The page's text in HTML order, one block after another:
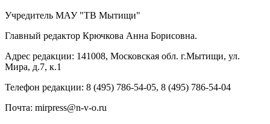
Учредитель МАУ "ТВ Мытищи"
Главный редактор Крючкова Анна Борисовна.
Адрес редакции: 141008, Московская обл. г.Мытищи, ул.
Мира, д.7, к.1
Телефон редакции: 8 (495) 786-54-05, 8 (495) 786-54-04
Почта: mirpress@n-v-o.ru